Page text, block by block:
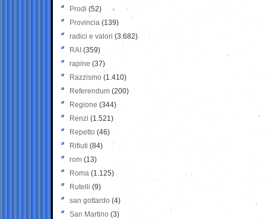
Prodi (52)
Provincia (139)
radici e valori (3.682)
RAI (359)
rapine (37)
Razzismo (1.410)
Referendum (200)
Regione (344)
Renzi (1.521)
Repetto (46)
Rifiuti (84)
rom (13)
Roma (1.125)
Rutelli (9)
san gottardo (4)
San Martino (3)